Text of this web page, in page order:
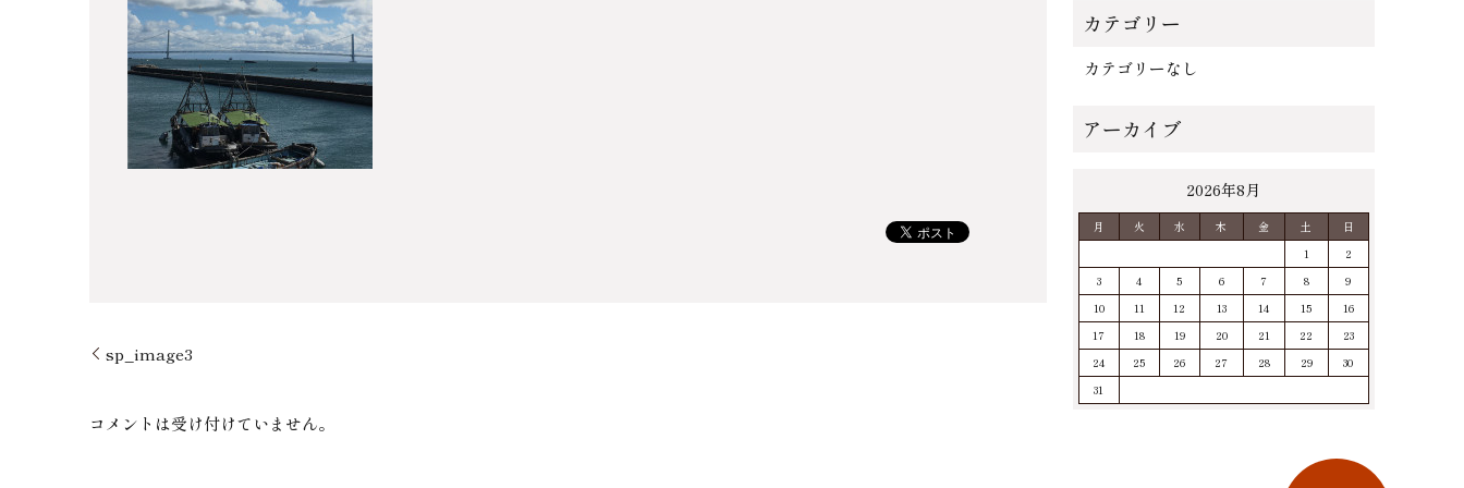
sp_image3
コメントは受け付けていません。
カテゴリーなし
2026年8月
月 火 水 木 金 土
日
1
2
3
4 5 6 7 8
9
10
11 12 13 14 15
16
17
18 19 20 21 22
23
24
25 26 27 28 29
30
31